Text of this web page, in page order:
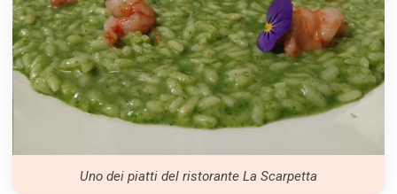
Uno dei piatti del ristorante La Scarpetta